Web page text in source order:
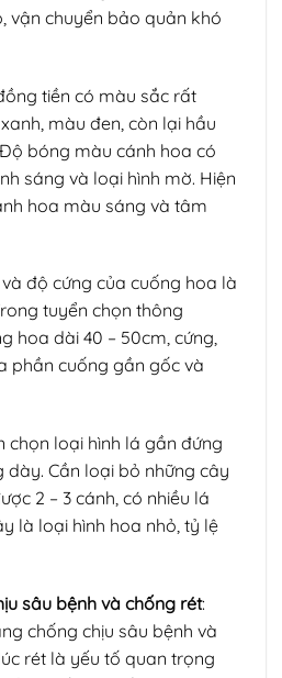
vận chuyển bảo quản khó
tiền có màu sắc rất
màu đen, còn lại hầu
bóng màu cánh hoa có
sáng và loại hình mờ. Hiện
hoa màu sáng và tâm
độ cứng của cuống hoa là
tuyển chọn thông
hoa dài 40 – 50cm, cứng,
phần cuống gần gốc và
chọn loại hình lá gần đứng
Cần loại bỏ những cây
2 – 3 cánh, có nhiều lá
là loại hình hoa nhỏ, tỷ lệ
sâu bệnh và chống rét:
chống chịu sâu bệnh và
rét là yếu tố quan trọng